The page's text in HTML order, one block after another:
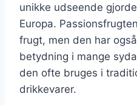
unikke udseende
Europa.
frugt, men den har
betydning i mange
den ofte bruges i
drikkevarer.